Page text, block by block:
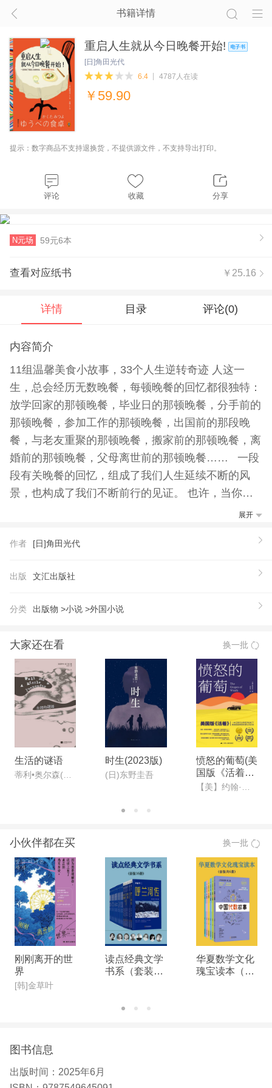
书籍详情
重启人生就从今日晚餐开始!
[日]角田光代
6.4
4787人在读
￥ 59.90
提示：数字商品不支持退换货，不提供源文件，不支持导出打印。
评论 收藏 分享
N元场 59元6本
查看对应纸书 ￥25.16
详情 目录 评论(0)
内容简介
11组温馨美食小故事，33个人生逆转奇迹 人这一
生，总会经历无数晚餐，每顿晚餐的回忆都很独特：
放学回家的那顿晚餐，毕业日的那顿晚餐，分手前的
那顿晚餐，参加工作的那顿晚餐，出国前的那段晚
餐，与老友重聚的那顿晚餐，搬家前的那顿晚餐，离
婚前的那顿晚餐，父母离世前的那顿晚餐…… 一段
段有关晚餐的回忆，组成了我们人生延续不断的风
景，也构成了我们不断前行的见证。 也许，当你吃
着今日晚餐之时，人生的逆转已在看不见的地方悄悄
饭·焗烤力棒·她的便当·我的无敌妹妹· “一个人的快
【推荐语】
作！ ◆ 作者角田光代斩获直木奖等10余项文坛重要
◆11组日式治愈小故事，一键重启人生；通过日常美
食，揭示普通人的生存哲学 ◆“你只管伸手去抓住想
要的东西就行了。总会有办法的。奇怪的是，有时就
算你觉得不行，也总能行。” ◆11幅精美插图，精装
双封，适合收藏 ◆翻本书，和主人公们一起重启人
外国文学彩条文库）
【作者】
日本作家、翻译家。直木奖、川端康成文学奖、泉镜
花文学奖等10余项日本文坛重要奖项获得者。 幼年
法：“我太心了，好像推了一扇门”。她在就读早稻田
大学期间创作出首作《幸福的游戏》，并获得海燕新
人文学奖，由此文坛。随后35年间，创作出30余部
作品，其中多部被改编为热门影视剧，包括《第八日
的蝉》《坡道上的家》等。 角田目前和丈夫以及一
只美国短毛猫生活在一起。 译者简介： 自由译者，
《河岸忘日抄》《雪沼》等多部作品。
展开
作者 [日]角田光代
出版 文汇出版社
分类 出版物 >小说 >外国小说
大家还在看 换一批
生活的谜语 时生(2023版)
(日)东野圭吾
愤怒的葡萄(美
国版《活着》,
一本记录天灾
小伙伴都在买 换一批
刚刚离开的世
界
[韩]金草叶
读点经典文学
书系（套装16
华夏数学文化
瑰宝读本（套
图书信息
出版时间： 2025年6月